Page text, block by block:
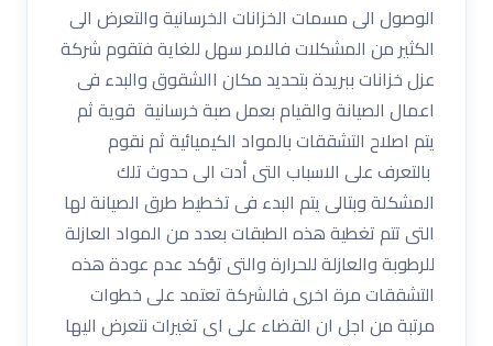
الوصول الى مسمات الخزانات الخرسانية والتعرض الى
الكثير من المشكلات فالامر سهل للغاية فتقوم شركة
عزل خزانات ببريدة بتحديد مكان االشقوق والبدء فى
اعمال الصيانة والقيام بعمل صبة خرسانية قوية ثم
يتم اصلاح التشققات بالمواد الكيميائية ثم نقوم
بالتعرف على الاسباب التى أدت الى حدوث تلك
المشكلة وبتالى يتم البدء فى تخطيط طرق الصيانة لها
التى تتم تغطية هذه الطبقات بعدد من المواد العازلة
للرطوبة والعازلة للحرارة والتى تؤكد عدم عودة هذه
التشققات مرة اخرى فالشركة تعتمد على خطوات
مرتبة من اجل ان القضاء على اى تغيرات نتعرض اليها